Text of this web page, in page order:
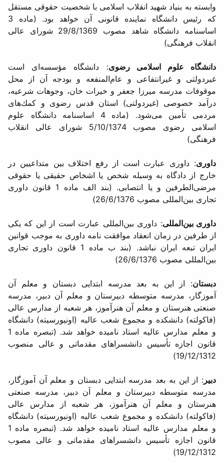
وابسته به بنیاد شهید انقلاب اسلامی با شخصیت حقوقی مستقل
كه رئیس دانشگاه نماینده قانونی آن خواهد بود. (ماده 3
اساسنامه دانشگاه شاهد مصوب 29/8/1369 شورای عالی
انقلاب فرهنگی)
دانشگاه علوم اسلامی رضوی: دانشگاه مؤسسه‌ای است
غیردولتی و غیرانتفاعی و عام‌المنفعه و بودجه آن از محل
موقوفات مدرسه میرزا جعفر و خیرات خان، وجوهات شرعیه،
درآمد خصوصی (غیردولتی) استان قدس رضوی و كمك‌های
مردمی تأمین می‌شود. (ماده 4 اساسنامه دانشگاه علوم
اسلامی رضوی مصوب 5/10/1374 شورای عالی انقلاب
فرهنگی)
داوری: داوری عبارت است از رفع اختلاف بین متداعیین در
خارج از دادگاه به وسیله شخص یا اشخاص حقیقی یا حقوقی
مرضی‌الطرفین و یا انتصابی. (بند الف ماده 1 قانون داوری
تجاری بین‌المللی مصوب 26/6/1376)
داوری بین‌المللی: داوری بین‌المللی عبارت است از این که یكی
از طرفین در زمان انعقاد موافقت نامه داوری به موجب قوانین
ایران تبعه ایران نباشد. (بند ب ماده 1 قانون داوری تجاری
بین‌المللی مصوب 26/6/1376)
دبستان: از این به بعد مدرسه ابتدایی دبستان و معلم آن
آموزگار، مدرسه متوسطه دبیرستان و معلم آن دبیر، مدرسه
صنعتی هنرستان و معلم آن هنرآموز، هر شعبه از مدارس عالی
(فاكولته) دانشكده و مجموع شعب عالیه (اونیورسیته) دانشگاه
و معلم مدارس عالیه استاد نامیده خواهد شد. (تبصره ماده 1
قانون اجازه تأسیس دانشسراهای مقدماتی و عالی منصوب
19/12/1312)
دبیر : از این به بعد مدرسه ابتدایی دبستان و معلم آن آموزگار،
مدرسه متوسطه دبیرستان و معلم آن دبیر، مدرسه صنعتی
هنرستان و معلم آن هنرآموز، هر شعبه از مدارس عالی
(فاكولته) دانشكده و مجموع شعب عالیه (اونیورسیته) دانشگاه
و معلم مدارس عالیه استاد نامیده خواهد شد. (تبصره ماده 1
قانون اجازه تأسیس دانشسراهای مقدماتی و عالی مصوب
19/12/1312)